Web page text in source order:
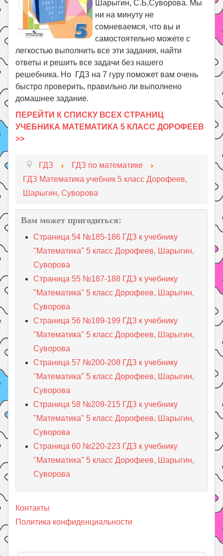
Шарыгин, С.Б.Суворова. Мы
ни на минуту не
сомневаемся, что вы и
самостоятельно можете с
легкостью выполнить все эти задания, найти
ответы и решить все задачи без нашего
решебника. Но ГДЗ на 7 гуру поможет вам очень
быстро проверить, правильно ли выполнено
домашнее задание.
ПЕРЕЙТИ К СПИСКУ ВСЕХ СТРАНИЦ
УЧЕБНИКА МАТЕМАТИКА 5 КЛАСС ДОРОФЕЕВ
>>
ГДЗ
ГДЗ по математике
ГДЗ Математика учебник 5 класс Дорофеев,
Шарыгин, Суворова
Вам может пригодиться:
Страница 54 №185-186 ГДЗ к учебнику
"Математика" 5 класс Дорофеев, Шарыгин,
Суворова
Страница 55 №187-188 ГДЗ к учебнику
"Математика" 5 класс Дорофеев, Шарыгин,
Суворова
Страница 56 №189-199 ГДЗ к учебнику
"Математика" 5 класс Дорофеев, Шарыгин,
Суворова
Страница 57 №200-208 ГДЗ к учебнику
"Математика" 5 класс Дорофеев, Шарыгин,
Суворова
Страница 58 №209-215 ГДЗ к учебнику
"Математика" 5 класс Дорофеев, Шарыгин,
Суворова
Страница 60 №220-223 ГДЗ к учебнику
"Математика" 5 класс Дорофеев, Шарыгин,
Суворова
Контакты
Политика конфиденциальности